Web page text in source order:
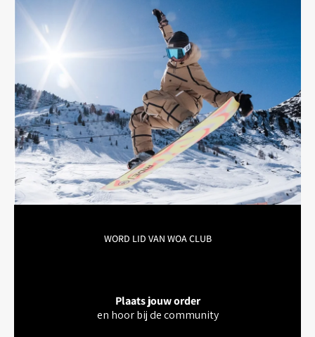
WORD LID VAN WOA CLUB
Plaats jouw order
en hoor bij de community